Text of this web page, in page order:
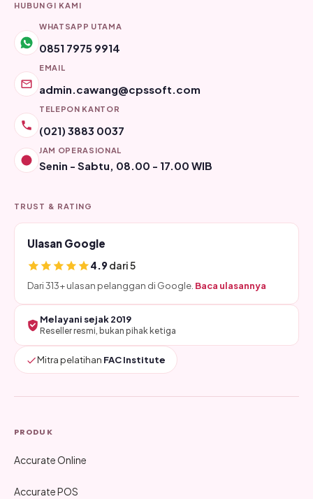
HUBUNGI KAMI
WHATSAPP UTAMA
0851 7975 9914
EMAIL
admin.cawang@cpssoft.com
TELEPON KANTOR
(021) 3883 0037
JAM OPERASIONAL
Senin - Sabtu, 08.00 - 17.00 WIB
TRUST & RATING
Ulasan Google
4.9dari 5
Dari 313+ ulasan pelanggan di Google. Baca ulasannya
Melayani sejak 2019
Reseller resmi, bukan pihak ketiga
Mitra pelatihan FAC Institute
PRODUK
Accurate Online
Accurate POS